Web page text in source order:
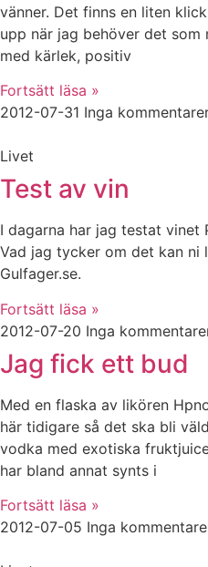
vänner. Det finns en liten
upp när jag behöver det som
med kärlek, positiv
Fortsätt läsa »
2012-07-31 Inga
Livet
Test av vin
I dagarna har jag testat vinet
Vad jag tycker om det kan ni
Gulfager.se.
Fortsätt läsa »
2012-07-20 Inga
Jag fick ett bud
Med en flaska av likören
här tidigare så det ska bli
vodka med exotiska
har bland annat synts i
Fortsätt läsa »
2012-07-05 Inga